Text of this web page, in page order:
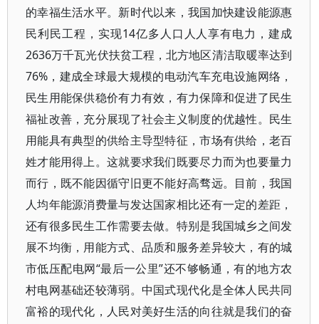
的幸福生活水平。新时代以来，我国加快建设能源惠
民利民工程，实现14亿多人口人人享有电力，建成
2636万千瓦光伏扶贫工程，北方地区清洁取暖率达到
76%，建成全球最大规模的电动汽车充电设施网络，
民生用能保供稳价有力有效，有力保障和促进了民生
福祉改善，充分展现了社会主义制度的优越性。民生
用能具有典型的供给主导型特征，市场有供给，老百
姓才能用得上。这就要求我们既要尽力而为也要量力
而行，既不能因循守旧更不能好高骛远。目前，我国
人均年能源消费量与发达国家相比还有一定的差距，
还有很多民生工作需要去做。特别是我国城乡之间发
展不均衡，用能方式、品质和服务差异较大，有的城
市低压配电网“最后一公里”还不够畅通，有的地方农
村电网基础还较薄弱。中国式现代化是全体人民共同
富裕的现代化，人民对美好生活的向往就是我们的奋